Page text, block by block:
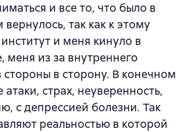
и все то, что было в
так как к этому
и меня кинуло в
меня из за внутреннего
стороны в сторону. В конечном
страх, неуверенность,
с депрессией болезни. Так
реальностью в которой